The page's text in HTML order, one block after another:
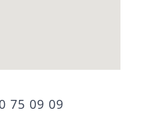
75 09 09